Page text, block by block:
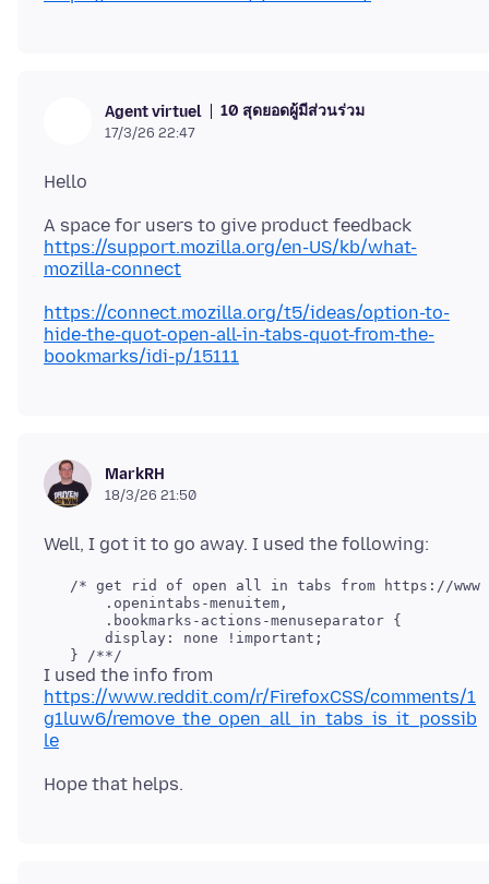
Agent virtuel 10 สุดยอดผู้มีส่วนร่วม
17/3/26 22:47
https://support.mozilla.org/en-US/kb/what-
mozilla-connect
https://connect.mozilla.org/t5/ideas/option-to-
hide-the-quot-open-all-in-tabs-quot-from-the-
bookmarks/idi-p/15111
MarkRH
18/3/26 21:50
/* get rid of open all in tabs from https://
       .openintabs-menuitem,
       .bookmarks-actions-menuseparator {
       display: none !important;
I used the info from
https://www.reddit.com/r/FirefoxCSS/comments/1
g1luw6/remove_the_open_all_in_tabs_is_it_possib
le